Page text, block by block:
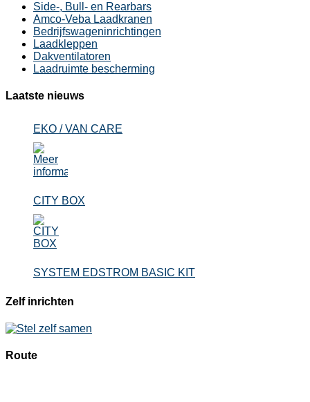
Side-, Bull- en Rearbars
Amco-Veba Laadkranen
Bedrijfswageninrichtingen
Laadkleppen
Dakventilatoren
Laadruimte bescherming
Laatste nieuws
EKO / VAN CARE
CITY BOX
SYSTEM EDSTROM BASIC KIT
Zelf inrichten
Route